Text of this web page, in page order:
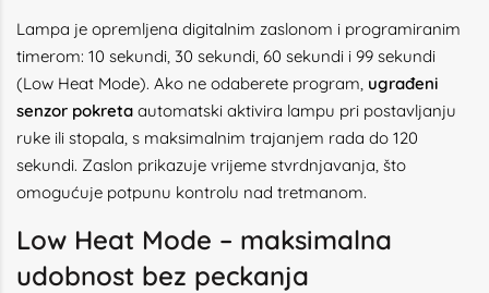
Lampa je opremljena digitalnim zaslonom i programiranim
timerom: 10 sekundi, 30 sekundi, 60 sekundi i 99 sekundi
(Low Heat Mode). Ako ne odaberete program, ugrađeni
senzor pokreta automatski aktivira lampu pri postavljanju
ruke ili stopala, s maksimalnim trajanjem rada do 120
sekundi. Zaslon prikazuje vrijeme stvrdnjavanja, što
omogućuje potpunu kontrolu nad tretmanom.
Low Heat Mode – maksimalna
udobnost bez peckanja